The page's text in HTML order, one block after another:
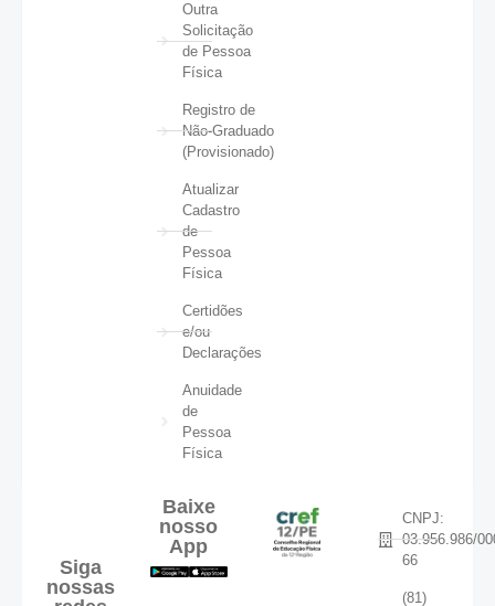
Outra
Solicitação
de Pessoa
Física
Registro de
Não-Graduado
(Provisionado)
Atualizar
Cadastro
de
Pessoa
Física
Certidões
e/ou
Declarações
Anuidade
de
Pessoa
Física
Siga
nossas
Baixe
nosso
App
CNPJ:
03.956.986/
66
(81)